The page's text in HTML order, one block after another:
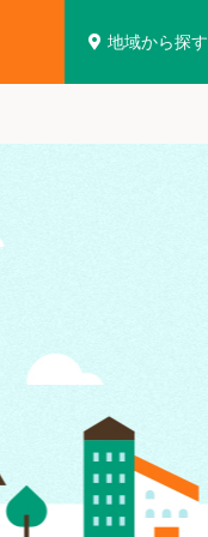
地域から探す